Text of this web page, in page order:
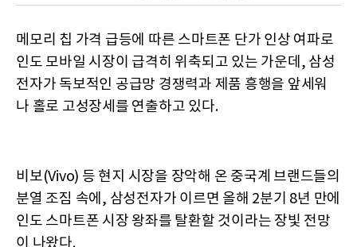
메모리 칩 가격 급등에 따른 스마트폰 단가 인상 여파로
인도 모바일 시장이 급격히 위축되고 있는 가운데, 삼성
전자가 독보적인 공급망 경쟁력과 제품 흥행을 앞세워
나 홀로 고성장세를 연출하고 있다.
비보(Vivo) 등 현지 시장을 장악해 온 중국계 브랜드들의
분열 조짐 속에, 삼성전자가 이르면 올해 2분기 8년 만에
인도 스마트폰 시장 왕좌를 탈환할 것이라는 장빛 전망
이 나왔다.